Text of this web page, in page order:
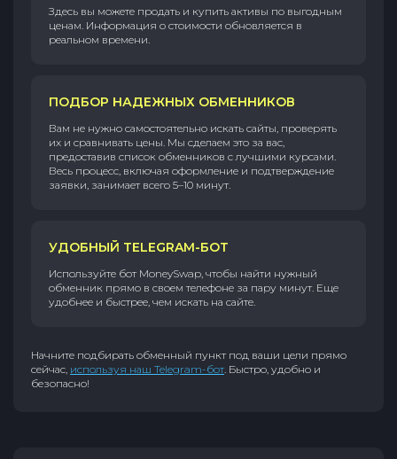
Здесь вы можете продать и купить активы по выгодным
ценам. Информация о стоимости обновляется в
реальном времени.
ПОДБОР НАДЕЖНЫХ ОБМЕННИКОВ
Вам не нужно самостоятельно искать сайты, проверять
их и сравнивать цены. Мы сделаем это за вас,
предоставив список обменников с лучшими курсами.
Весь процесс, включая оформление и подтверждение
заявки, занимает всего 5–10 минут.
УДОБНЫЙ TELEGRAM-БОТ
Используйте бот MoneySwap, чтобы найти нужный
обменник прямо в своем телефоне за пару минут. Еще
удобнее и быстрее, чем искать на сайте.
Начните подбирать обменный пункт под ваши цели прямо
сейчас, используя наш Telegram-бот. Быстро, удобно и
безопасно!